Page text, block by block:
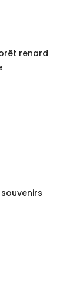
renard